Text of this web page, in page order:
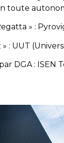
toute
» :
» : UUT
DGA : ISEN